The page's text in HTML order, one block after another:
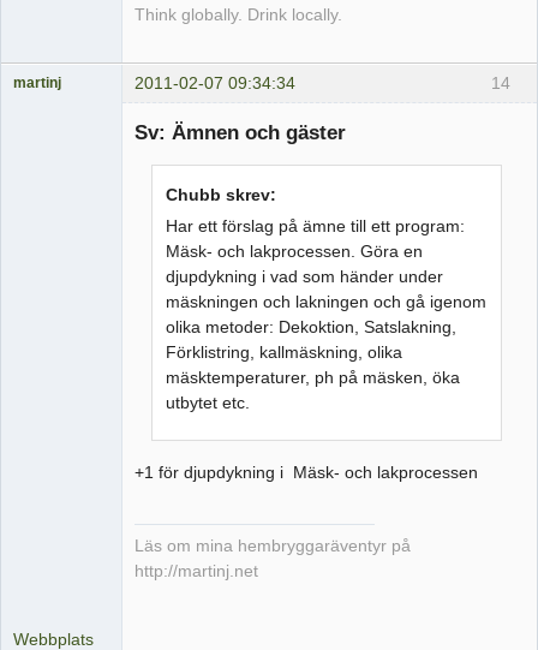
Think globally. Drink locally.
14
martinj 2011-02-07 09:34:34
Sv: Ämnen och gäster
Chubb skrev:
Har ett förslag på ämne till ett program:
Mäsk- och lakprocessen. Göra en
djupdykning i vad som händer under
mäskningen och lakningen och gå igenom
olika metoder: Dekoktion, Satslakning,
Förklistring, kallmäskning, olika
mäsktemperaturer, ph på mäsken, öka
utbytet etc.
+1 för djupdykning i Mäsk- och lakprocessen
Läs om mina hembryggaräventyr på
http://martinj.net
Webbplats